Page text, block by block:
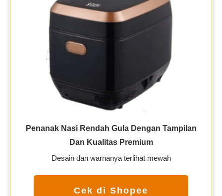
Penanak Nasi Rendah Gula Dengan Tampilan
Dan Kualitas Premium
Desain dan warnanya terlihat mewah
Cek di Shopee